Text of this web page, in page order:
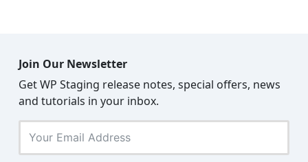
Join Our Newsletter
Get WP Staging release notes, special offers, news
and tutorials in your inbox.